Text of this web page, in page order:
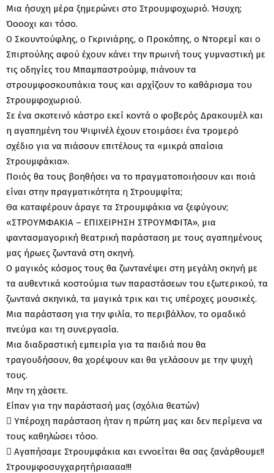
Μια ήσυχη μέρα ξημερώνει στο Στρουμφοχωριό. Ήσυχη;
Όοοοχι και τόσο.
Ο Σκουντούφλης, ο Γκρινιάρης, ο Προκόπης, ο Ντορεμί και ο
Σπιρτούλης αφού έχουν κάνει την πρωινή τους γυμναστική με
τις οδηγίες του Μπαμπαστρούμφ, πιάνουν τα
στρουμφοσκουπάκια τους και αρχίζουν το καθάρισμα του
Στρουμφοχωριού.
Σε ένα σκοτεινό κάστρο εκεί κοντά ο φοβερός Δρακουμέλ και
η αγαπημένη του Ψιψινέλ έχουν ετοιμάσει ένα τρομερό
σχέδιο για να πιάσουν επιτέλους τα «μικρά απαίσια
Στρουμφάκια».
Ποιός θα τους βοηθήσει να το πραγματοποιήσουν και ποιά
είναι στην πραγματικότητα η Στρουμφίτα;
Θα καταφέρουν άραγε τα Στρουμφάκια να ξεφύγουν;
«ΣΤΡΟΥΜΦΑΚΙΑ – ΕΠΙΧΕΙΡΗΣΗ ΣΤΡΟΥΜΦΙΤΑ», μια
φαντασμαγορική θεατρική παράσταση με τους αγαπημένους
μας ήρωες ζωντανά στη σκηνή.
Ο μαγικός κόσμος τους θα ζωντανέψει στη μεγάλη σκηνή με
τα αυθεντικά κοστούμια των παραστάσεων του εξωτερικού, τα
ζωντανά σκηνικά, τα μαγικά τρικ και τις υπέροχες μουσικές.
Μια παράσταση για την φιλία, το περιβάλλον, το ομαδικό
πνεύμα και τη συνεργασία.
Μια διαδραστική εμπειρία για τα παιδιά που θα
τραγουδήσουν, θα χορέψουν και θα γελάσουν με την ψυχή
τους.
Μην τη χάσετε.
Είπαν για την παράστασή μας (σχόλια θεατών)
 Υπέροχη παράσταση ήταν η πρώτη μας και δεν περίμενα να
τους καθηλώσει τόσο.
 Αγαπήσαμε Στρουμφάκια και εννοείται θα σας ξανάρθουμε!!
Στρουμφοσυγχαρητήριαααα!!!